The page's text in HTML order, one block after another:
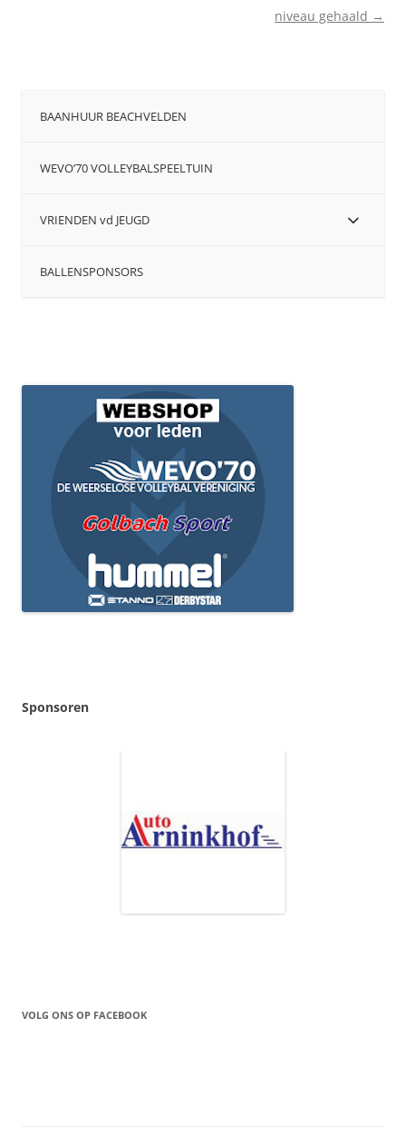
niveau gehaald →
BAANHUUR BEACHVELDEN
WEVO’70 VOLLEYBALSPEELTUIN
VRIENDEN vd JEUGD
BALLENSPONSORS
Sponsoren
VOLG ONS OP FACEBOOK